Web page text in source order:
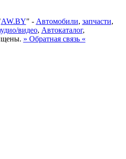
AW.BY" - Автомобили, запчасти,
видео, Автокаталог,
» Обратная связь «